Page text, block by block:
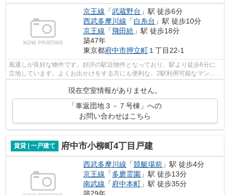
京王線 「武蔵野台 」駅 徒歩6分
西武多摩川線 「白糸台 」駅 徒歩10分
京王線 「飛田給 」駅 徒歩18分
築47年
東京都府中市押立町１丁目22-1
風通しが良好な物件です。好評の駅近物件となっており、駅より徒歩6分に
立地しています。よくお出かけをする方にも便利な、2駅利用可能なマンシ
現在空室情報がありません。
「車返団地３－７号棟」への
お問い合わせはこちら
賃貸 | 一戸建て 府中市小柳町4丁目戸建
西武多摩川線 「競艇場前 」駅 徒歩4分
京王線 「多磨霊園 」駅 徒歩13分
南武線 「府中本町 」駅 徒歩35分